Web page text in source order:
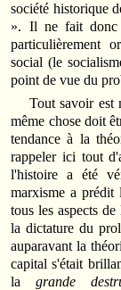
société historique
». Il ne fait donc
particulièrement
social (le
point de vue du
Tout savoir est
même chose doit
tendance à la
rappeler ici tout
l'histoire a été
marxisme a prédit
tous les aspects
la dictature du
auparavant la
capital s'était
lagrande